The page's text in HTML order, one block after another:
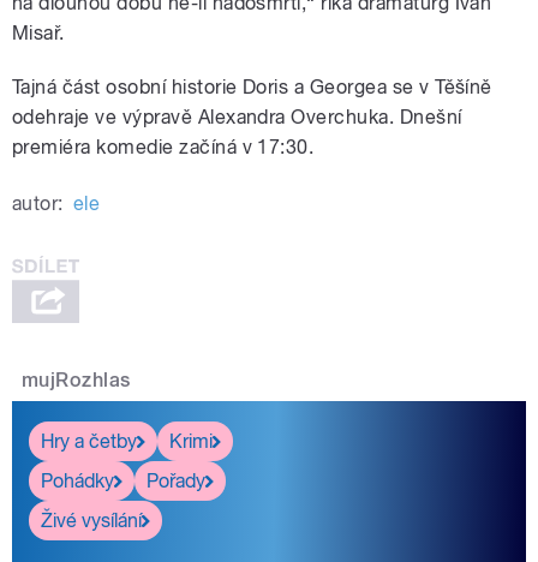
Misař.
Tajná část osobní historie Doris a Georgea se v Těšíně
odehraje ve výpravě Alexandra Overchuka. Dnešní
premiéra komedie začíná v 17:30.
autor: ele
mujRozhlas
Hry a četby
Krimi
Pohádky
Pořady
Živé vysílání